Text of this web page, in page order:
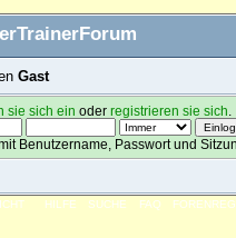
Gast
sie sich ein oder registrieren sie sich
Benutzername, Passwort und
HILFE SUCHE FAQ